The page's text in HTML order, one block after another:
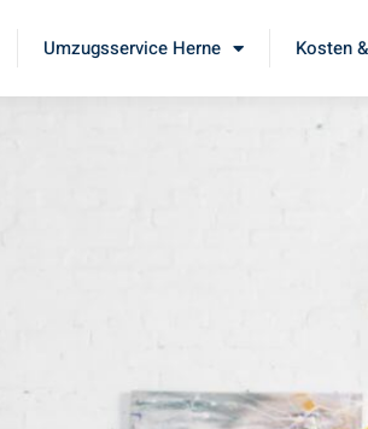
Umzugsservice Herne Kosten